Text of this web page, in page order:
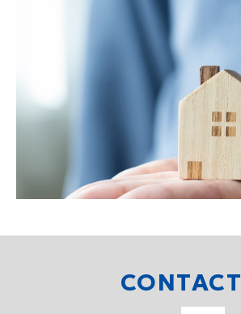
CONTACT